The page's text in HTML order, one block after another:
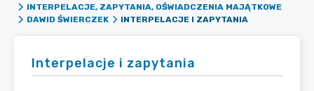
INTERPELACJE, ZAPYTANIA, OŚWIADCZENIA MAJĄTKOWE
DAWID ŚWIERCZEK
INTERPELACJE I ZAPYTANIA
Interpelacje i zapytania